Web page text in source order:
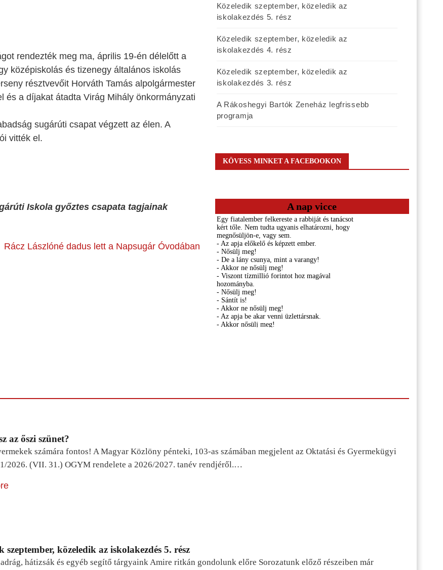
rendezték meg ma, április 19-én délelőtt a
középiskolás és tizenegy általános iskolás
résztvevőit Horváth Tamás alpolgármester
és a díjakat átadta Virág Mihály önkormányzati
sugárúti csapat végzett az élen. A
vitték el.
Iskola győztes csapata tagjainak
Rácz Lászlóné dadus lett a Napsugár Óvodában
Közeledik szeptember, közeledik az
iskolakezdés 5. rész
Közeledik szeptember, közeledik az
iskolakezdés 4. rész
Közeledik szeptember, közeledik az
iskolakezdés 3. rész
A Rákoshegyi Bartók Zeneház legfrissebb
programja
KÖVESS MINKET A FACEBOOKON
A nap vicce
az őszi szünet?
számára fontos! A Magyar Közlöny pénteki, 103-as számában megjelent az Oktatási és Gyermekügyi
2026. (VII. 31.) OGYM rendelete a 2026/2027. tanév rendjéről.…
szeptember, közeledik az iskolakezdés 5. rész
hátizsák és egyéb segítő tárgyaink Amire ritkán gondolunk előre Sorozatunk előző részeiben már